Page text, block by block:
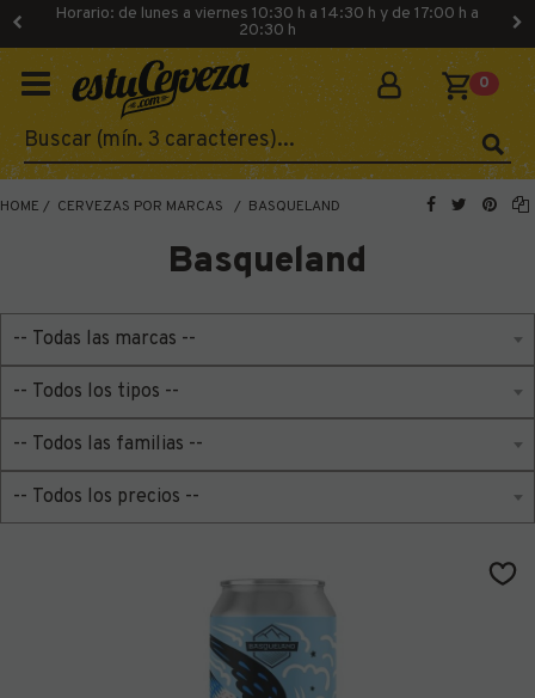
Horario: de lunes a viernes 10:30 h a 14:30 h y de 17:00 h a
20:30 h
0
HOME CERVEZAS POR MARCAS BASQUELAND
Basqueland